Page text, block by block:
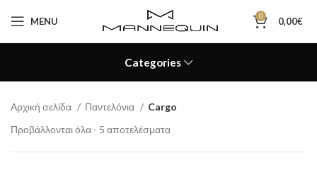
MENU 0 0,00€
Categories
Αρχική σελίδα Παντελόνια
Cargo
Προβάλλονται όλα - 5 αποτελέσματα